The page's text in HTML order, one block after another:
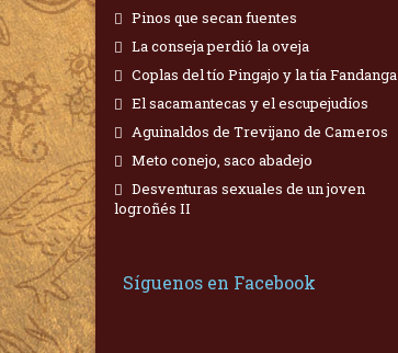
Pinos que secan fuentes
La conseja perdió la oveja
Coplas del tío Pingajo y la tía Fandanga
El sacamantecas y el escupejudíos
Aguinaldos de Trevijano de Cameros
Meto conejo, saco abadejo
Desventuras sexuales de un joven
logroñés II
Síguenos en Facebook